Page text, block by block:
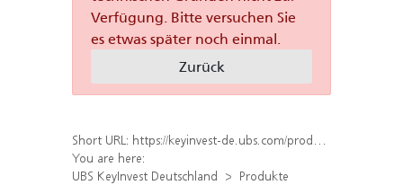
Verfügung. Bitte versuchen Sie
es etwas später noch einmal.
Zurück
Short URL: https://keyinvest-de.ubs.com/produkt/liste?underlyings%5B%5D=899003
You are here:
UBS KeyInvest Deutschland
Produkte